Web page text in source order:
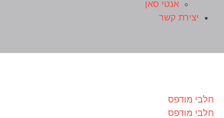
אנטי סאן
יצירת קשר
חלבי מודפס
חלבי מודפס